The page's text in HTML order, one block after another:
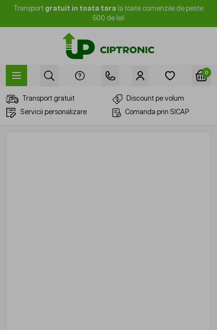
Mergi la Conținut
Transport gratuit in toata tara la toate comenzile de peste
500 de lei!
0
Transport gratuit
Discount pe volum
Servicii personalizare
Comanda prin SICAP